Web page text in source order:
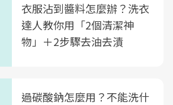
衣服沾到醬料怎麼辦？洗衣
達人教你用「2個清潔神
物」＋2步驟去油去漬
過碳酸鈉怎麼用？不能洗什